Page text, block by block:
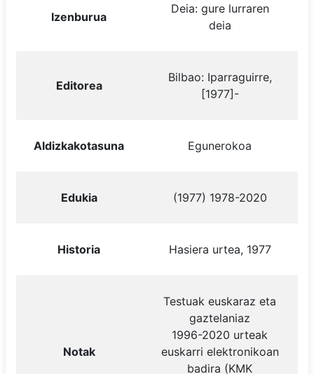
Izenburua
Deia: gure lurraren
deia
Editorea
Bilbao: Iparraguirre,
[1977]-
Aldizkakotasuna Egunerokoa
Edukia (1977) 1978-2020
Historia Hasiera urtea, 1977
Notak
Testuak euskaraz eta
gaztelaniaz
1996-2020 urteak
euskarri elektronikoan
badira (KMK